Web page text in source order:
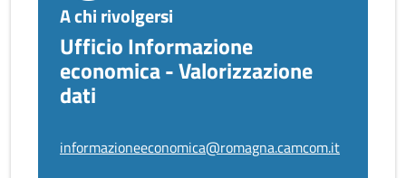
A chi rivolgersi
Ufficio Informazione
economica - Valorizzazione
dati
informazioneeconomica@romagna.camcom.it